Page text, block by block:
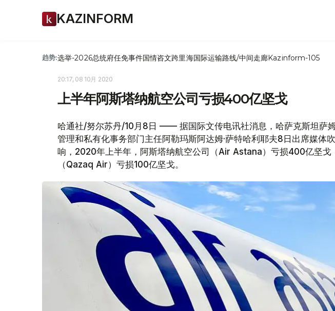
KAZINFORM
趋势:选举-2026总统府任免事件国情咨文跨里海国际运输路线/中间走廊Kazinform-105
20:17, 08 10月 2020
上半年阿斯塔纳航空公司亏损400亿坚戈
哈通社/努尔苏丹/10月8日 —— 据国际文传电讯社消息，哈萨克斯坦萨
管理和私有化事务部门主任阿勒玛斯阿达姆·萨特哈利耶夫8日出席媒体
响，2020年上半年，阿斯塔纳航空公司（Air Astana）亏损400亿坚戈
（Qazaq Air）亏损100亿坚戈。